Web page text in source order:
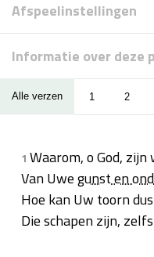
Afspeelinstellingen
Informatie over deze
Alle verzen 1 2
1 Waarom, o God,
Van Uwegunst en
Hoe kan Uw toorn
Die schapen zijn,